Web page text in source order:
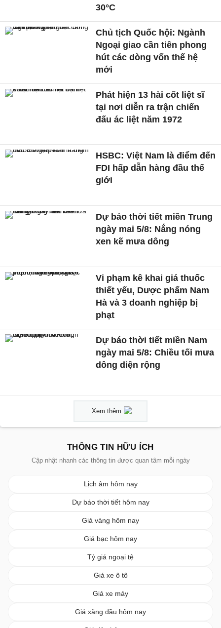
30°C
Chủ tịch Quốc hội: Ngành
Ngoại giao cần tiên phong
hút các dòng vốn thế hệ
mới
Phát hiện 13 hài cốt liệt sĩ
tại nơi diễn ra trận chiến
đấu ác liệt năm 1972
HSBC: Việt Nam là điểm đến
FDI hấp dẫn hàng đầu thế
giới
Dự báo thời tiết miền Trung
ngày mai 5/8: Nắng nóng
xen kẽ mưa dông
Vi phạm kê khai giá thuốc
thiết yếu, Dược phẩm Nam
Hà và 3 doanh nghiệp bị
phạt
Dự báo thời tiết miền Nam
ngày mai 5/8: Chiều tối mưa
dông diện rộng
Xem thêm
THÔNG TIN HỮU ÍCH
Cập nhật nhanh các thông tin được quan tâm mỗi ngày
Lịch âm hôm nay
Dự báo thời tiết hôm nay
Giá vàng hôm nay
Giá bạc hôm nay
Tỷ giá ngoại tệ
Giá xe ô tô
Giá xe máy
Giá xăng dầu hôm nay